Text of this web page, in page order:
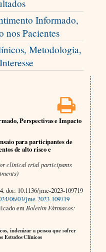
Informado,
nos Pacientes
Metodologia,
Perspectivas e Impacto
para participantes de
de alto risco e
clinical trial participants
doi: 10.1136/jme-2023-109719
06/03/jme-2023-109719
em Boletim Fármacos:
indenizar a pessoa que sofrer
Estudos Clínicos